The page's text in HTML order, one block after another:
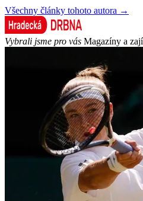
Všechny články tohoto autora →
Vybrali jsme pro vás Magazíny a